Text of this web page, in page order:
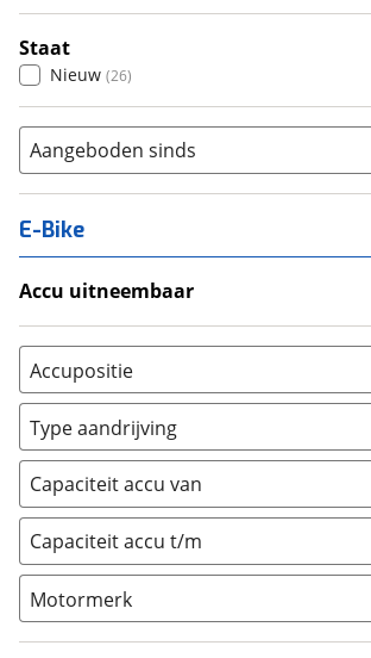
Staat
Nieuw (26)
Aangeboden sinds
E-Bike
Accu uitneembaar
Nee, vast (0)
Accupositie
Bagagedrager (0)
Frame (0 )
Vloer (0
Achterbank (0)
Kofferbak (0)
Overig (0)
Type aandrijving
Achterwiel (0)
Trapas
Voorwiel
Capaciteit accu van
Capaciteit accu t/m
Motormerk
Bosch (0)